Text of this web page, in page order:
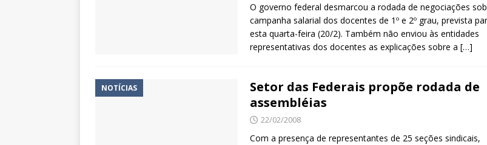
O governo federal desmarcou a rodada de negociações
campanha salarial dos docentes de 1º e 2º grau, prevista
esta quarta-feira (20/2). Também não enviou às entidades
representativas dos docentes as explicações sobre a […]
NOTÍCIAS
Setor das Federais propõe rodada de
assembléias
22/02/2008
Com a presença de representantes de 25 seções sindicais,